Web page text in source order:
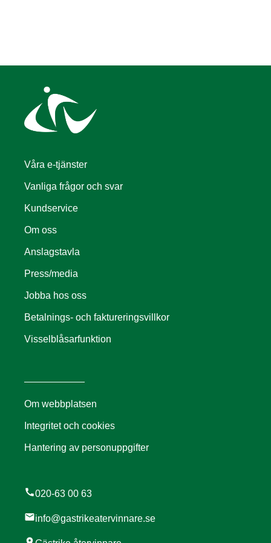
Våra e-tjänster
Vanliga frågor och svar
Kundservice
Om oss
Anslagstavla
Press/media
Jobba hos oss
Betalnings- och faktureringsvillkor
Visselblåsarfunktion
Om webbplatsen
Integritet och cookies
Hantering av personuppgifter
call020-63 00 63
mailinfo@gastrikeatervinnare.se